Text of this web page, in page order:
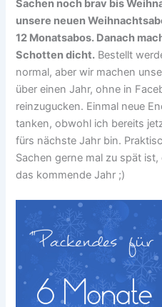
Sachen noch brav bis
unsere neuen
12 Monatsabos. Danach
Schotten dicht. Bestellt
normal, aber wir machen
über einen Jahr, ohne in
reinzugucken. Einmal neue
tanken, obwohl ich bereits
fürs nächste Jahr bin.
Sachen gerne mal zu spät
das kommende Jahr ;)